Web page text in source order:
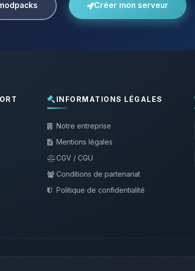
Créer mon serveur
INFORMATIONS LÉGALES
Notre entreprise
Mentions légales
CGV / CGU
Conditions de partenariat
Politique de confidentialité